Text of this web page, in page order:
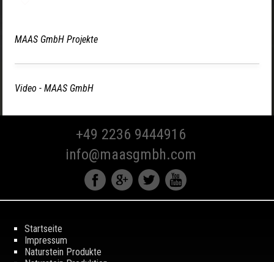
MAAS GmbH Projekte
Video - MAAS GmbH
+49 2236 9444916
info@maasgmbh.com
Startseite
Impressum
Naturstein Produkte